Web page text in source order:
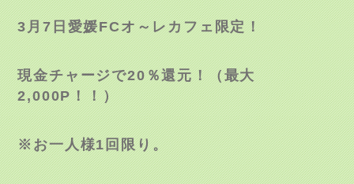
3月7日愛媛FCオ～レカフェ限定！
現金チャージで20％還元！（最大
2,000P！！）
※お一人様1回限り。